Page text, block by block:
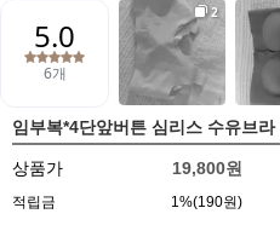
임부복*4단앞버튼 심리스 수유브라
상품가 19,800원
적립금 1%(190원)